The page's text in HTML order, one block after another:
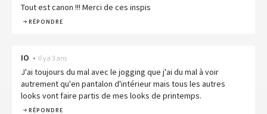
Tout est canon !!! Merci de ces inspis
RÉPONDRE
IO • Il y a 3 ans
J'ai toujours du mal avec le jogging que j'ai du mal à voir
autrement qu'en pantalon d'intérieur mais tous les autres
looks vont faire partis de mes looks de printemps.
RÉPONDRE